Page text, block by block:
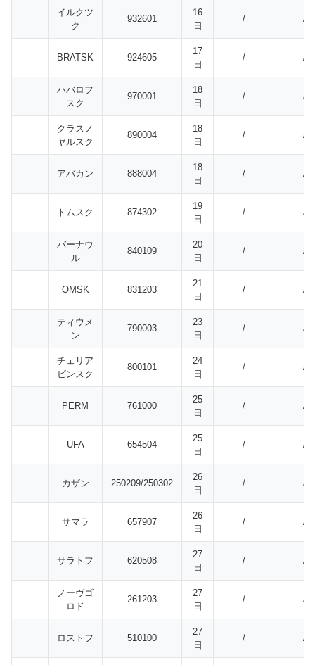
イルクツ
ク
932601
16
日
/ /
BRATSK 924605
17
日
/ /
ハバロフ
スク
970001
18
日
/ /
クラスノ
ヤルスク
890004
18
日
/ /
アバカン 888004
18
日
/ /
トムスク 874302
19
日
/ /
バーナウ
ル
840109
20
日
/ /
OMSK 831203
21
日
/ /
ティウメ
ン
790003
23
日
/ /
チェリア
ビンスク
800101
24
日
/ /
PERM 761000
25
日
/ /
UFA 654504
25
日
/ /
カザン 250209/250302
26
日
/ /
サマラ 657907
26
日
/ /
サラトフ 620508
27
日
/ /
ノーヴゴ
ロド
261203
27
日
/ /
ロストフ 510100
27
日
/ /